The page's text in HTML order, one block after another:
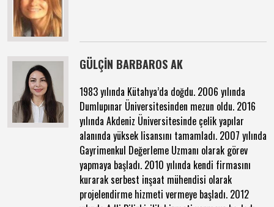
GÜLÇİN BARBAROS AK
1983 yılında Kütahya’da doğdu. 2006 yılında
Dumlupınar Üniversitesinden mezun oldu. 2016
yılında Akdeniz Üniversitesinde çelik yapılar
alanında yüksek lisansını tamamladı. 2007 yılında
Gayrimenkul Değerleme Uzmanı olarak görev
yapmaya başladı. 2010 yılında kendi firmasını
kurarak serbest inşaat mühendisi olarak
projelendirme hizmeti vermeye başladı. 2012